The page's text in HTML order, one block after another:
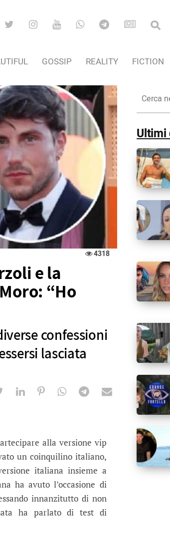
GOSSIP REALITY FICTION
4318
e la
“Ho
confessioni
lasciata
confessione su Daniele
sulla sua relazione e ha negato
alla versione vip
un coinquilino italiano,
italiana insieme a
ha avuto l’occasione di
innanzitutto di non
ha parlato di test di
nel
Sito
Ultimi